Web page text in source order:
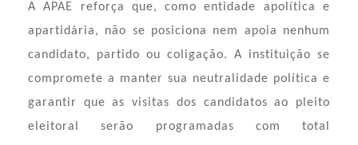
A APAE reforça que, como entidade apolítica e
apartidária, não se posiciona nem apoia nenhum
candidato, partido ou coligação. A instituição se
compromete a manter sua neutralidade política e
garantir que as visitas dos candidatos ao pleito
eleitoral serão programadas com total